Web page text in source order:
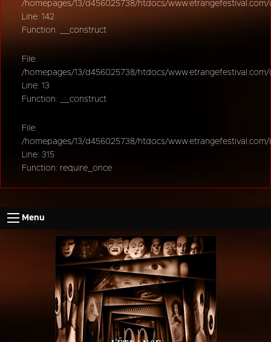
/homepages/13/d456025738/htdocs/
Line: 142
Function: __construct
File:
/homepages/13/d456025738/htdocs/
Line: 13
Function: __construct
File:
/homepages/13/d456025738/htdocs/
Line: 315
Function: require_once
Menu